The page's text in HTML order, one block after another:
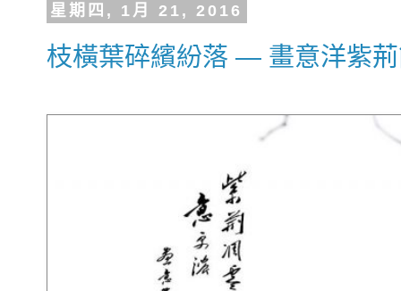
星期四, 1月 21, 2016
枝橫葉碎繽紛落 — 畫意洋紫